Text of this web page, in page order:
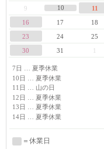
9
10 11
16
17 18
23
24 25
30
31 1
7日 … 夏季休業
10日 … 夏季休業
11日 … 山の日
12日 … 夏季休業
13日 … 夏季休業
14日 … 夏季休業
＝休業日